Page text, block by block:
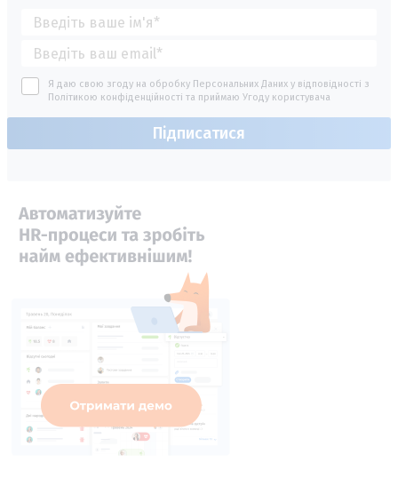
Я даю свою згоду на обробку Персональних Даних у відповідності з
Політикою конфіденційності та приймаю Угоду користувача